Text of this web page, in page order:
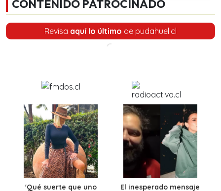
CONTENIDO PATROCINADO
Revisa aquí lo último de pudahuel.cl
'Qué suerte que uno
El inesperado mensaje